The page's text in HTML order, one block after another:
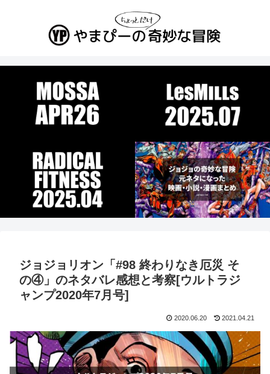
ジョジョリオン「#98 終わりなき厄災 そ
の④」のネタバレ感想と考察[ウルトラジ
ャンプ2020年7月号]
2020.06.20 2021.04.21